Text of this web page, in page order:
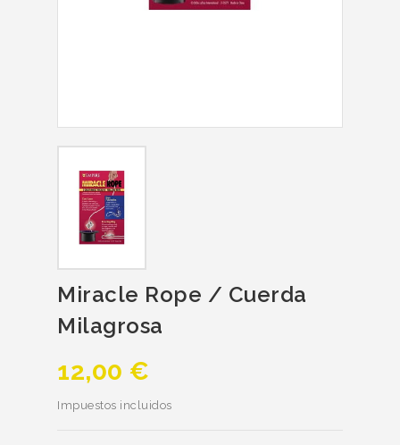
Miracle Rope / Cuerda
Milagrosa
12,00 €
Impuestos incluidos